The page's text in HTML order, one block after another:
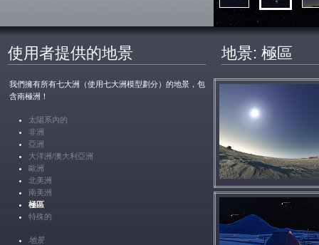
使用者提供的地景
我們擁有所有七大洲（使用七大洲模型劃分）的地景，包
含南極洲！
太陽系內的
非洲
亞洲
大洋洲/澳大利亞洲
歐洲
北美洲
南美洲
極區
特殊的
地景
地景: 極區